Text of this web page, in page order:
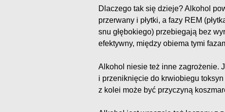
Dlaczego tak się dzieje? Alkohol
przerwany i płytki, a fazy REM
snu głębokiego) przebiegają bez
efektywny, między obiema tymi
Alkohol niesie też inne zagrożenie.
i przeniknięcie do krwiobiegu
z kolei może być przyczyną